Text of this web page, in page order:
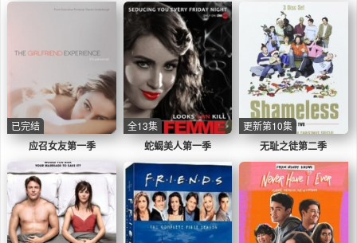
应召女友第一季
已完结
蛇蝎美人第一季
全13集
无耻之徒第二季
更新第10集